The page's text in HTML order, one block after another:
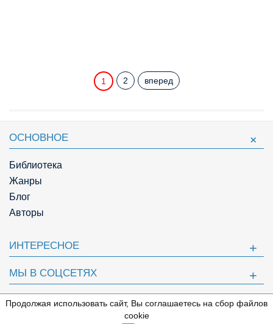
1 2 вперед
⇩
ОСНОВНОЕ
Библиотека
Жанры
Блог
Авторы
ИНТЕРЕСНОЕ
МЫ В СОЦСЕТЯХ
ПОЛЕЗНОЕ
Продолжая использовать сайт, Вы соглашаетесь на сбор файлов
cookie